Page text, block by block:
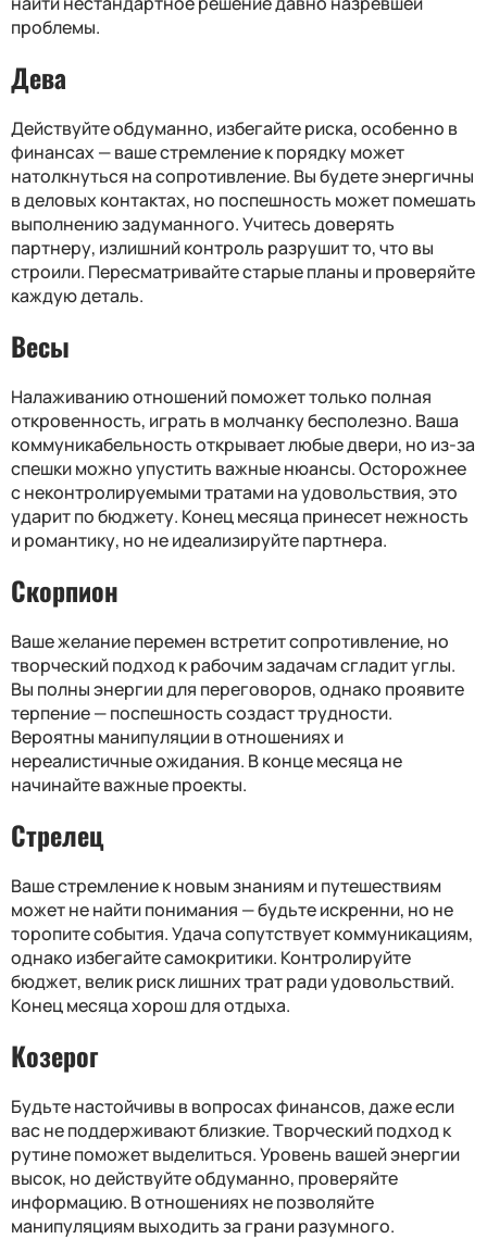
проблемы.
Дева
Действуйте обдуманно, избегайте риска, особенно в
финансах — ваше стремление к порядку может
натолкнуться на сопротивление. Вы будете энергичны
в деловых контактах, но поспешность может помешать
выполнению задуманного. Учитесь доверять
партнеру, излишний контроль разрушит то, что вы
строили. Пересматривайте старые планы и проверяйте
каждую деталь.
Весы
Налаживанию отношений поможет только полная
откровенность, играть в молчанку бесполезно. Ваша
коммуникабельность открывает любые двери, но из-за
спешки можно упустить важные нюансы. Осторожнее
с неконтролируемыми тратами на удовольствия, это
ударит по бюджету. Конец месяца принесет нежность
и романтику, но не идеализируйте партнера.
Скорпион
Ваше желание перемен встретит сопротивление, но
творческий подход к рабочим задачам сгладит углы.
Вы полны энергии для переговоров, однако проявите
терпение — поспешность создаст трудности.
Вероятны манипуляции в отношениях и
нереалистичные ожидания. В конце месяца не
начинайте важные проекты.
Стрелец
Ваше стремление к новым знаниям и путешествиям
может не найти понимания — будьте искренни, но не
торопите события. Удача сопутствует коммуникациям,
однако избегайте самокритики. Контролируйте
бюджет, велик риск лишних трат ради удовольствий.
Конец месяца хорош для отдыха.
Козерог
Будьте настойчивы в вопросах финансов, даже если
вас не поддерживают близкие. Творческий подход к
рутине поможет выделиться. Уровень вашей энергии
высок, но действуйте обдуманно, проверяйте
информацию. В отношениях не позволяйте
манипуляциям выходить за грани разумного.